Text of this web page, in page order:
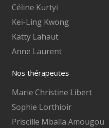
Céline Kurtyi
Kei-Ling Kwong
Katty Lahaut
Anne Laurent
Nos thérapeutes
Marie Christine Libert
Sophie Lorthioir
Priscille Mballa Amougou